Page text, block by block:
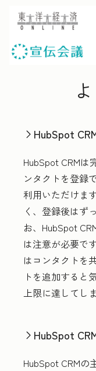
HubSpot
HubSpot CRMは
ンタクトを登録
利用いただけま
く、登録後はず
お、HubSpot
は注意が必要で
はコンタクトを
トを追加すると
上限に達してし
HubSpot
HubSpot CRMの